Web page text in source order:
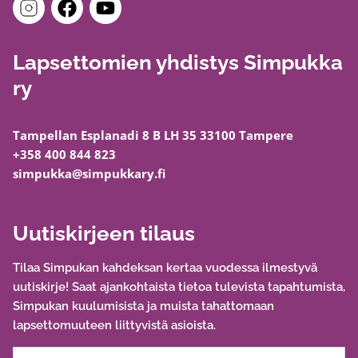
Lapsettomien yhdistys Simpukka
ry
Tampellan Esplanadi 8 B LH 35 33100 Tampere
+358 400 844 823
simpukka@simpukkary.fi
Uutiskirjeen tilaus
Tilaa Simpukan kahdeksan kertaa vuodessa ilmestyvä
uutiskirje! Saat ajankohtaista tietoa tulevista tapahtumista,
Simpukan kuulumisista ja muista tahattomaan
lapsettomuuteen liittyvistä asioista.